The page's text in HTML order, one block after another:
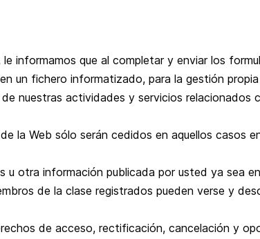
informamos que al completar y enviar los
un fichero informatizado, para la gestión
nuestras actividades y servicios relacionados
la Web sólo serán cedidos en aquellos casos
u otra información publicada por usted ya sea
de la clase registrados pueden verse y
de acceso, rectificación, cancelación y